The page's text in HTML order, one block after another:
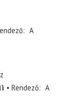
A
Rendező
A